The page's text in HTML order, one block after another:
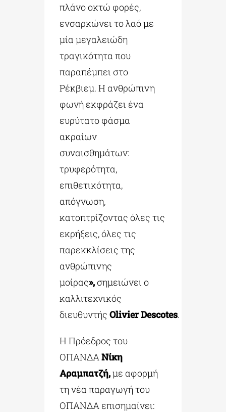
πλάνο οκτώ φορές,
ενσαρκώνει το λαό με
μία μεγαλειώδη
τραγικότητα που
παραπέμπει στο
Ρέκβιεμ. Η ανθρώπινη
φωνή εκφράζει ένα
ευρύτατο φάσμα
ακραίων
συναισθημάτων:
τρυφερότητα,
επιθετικότητα,
απόγνωση,
κατοπτρίζοντας όλες τις
εκρήξεις, όλες τις
παρεκκλίσεις της
ανθρώπινης
μοίρας», σημειώνει ο
καλλιτεχνικός
διευθυντήςOlivierDescotes.
Η Πρόεδρος του
ΟΠΑΝΔΑΝίκη
Αραμπατζή,με αφορμή
τη νέα παραγωγή του
ΟΠΑΝΔΑ επισημαίνει: